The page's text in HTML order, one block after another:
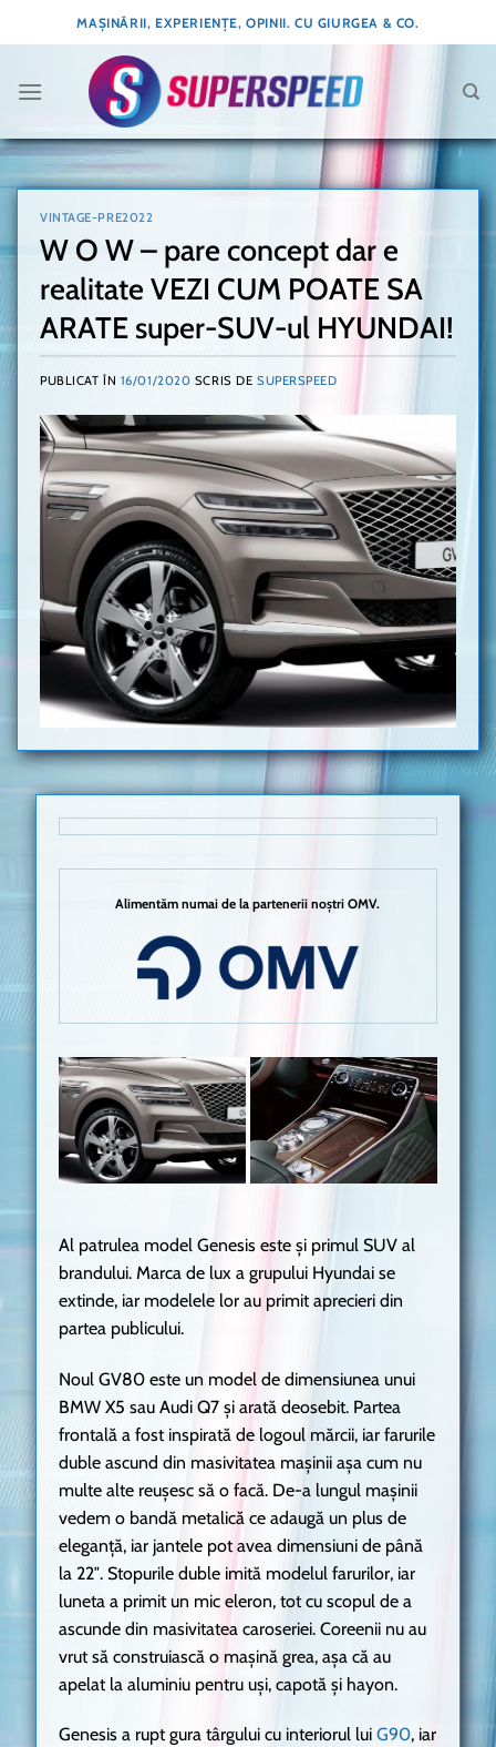
to
MAȘINĂRII, EXPERIENȚE, OPINII. CU GIURGEA & CO.
VINTAGE-PRE2022
W O W – pare concept dar e
realitate VEZI CUM POATE SA
ARATE super-SUV-ul HYUNDAI!
PUBLICAT ÎN 16/01/2020 SCRIS DE SUPERSPEED
Alimentăm numai de la partenerii noștri OMV.
Al patrulea model Genesis este și primul SUV al
brandului. Marca de lux a grupului Hyundai se
extinde, iar modelele lor au primit aprecieri din
partea publicului.
Noul GV80 este un model de dimensiunea unui
BMW X5 sau Audi Q7 și arată deosebit. Partea
frontală a fost inspirată de logoul mărcii, iar farurile
duble ascund din masivitatea mașinii așa cum nu
multe alte reușesc să o facă. De-a lungul mașinii
vedem o bandă metalică ce adaugă un plus de
eleganță, iar jantele pot avea dimensiuni de până
la 22″. Stopurile duble imită modelul farurilor, iar
luneta a primit un mic eleron, tot cu scopul de a
ascunde din masivitatea caroseriei. Coreenii nu au
vrut să construiască o mașină grea, așa că au
apelat la aluminiu pentru uși, capotă și hayon.
Genesis a rupt gura târgului cu interiorul lui G90, iar